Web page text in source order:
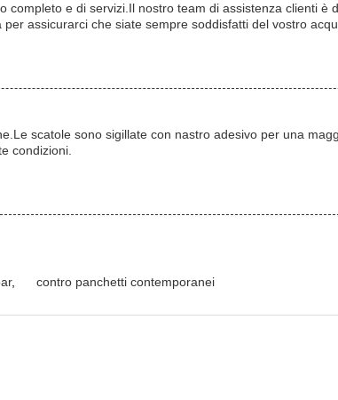
e di servizi.Il nostro team di assistenza clienti è
assicurarci che siate sempre soddisfatti del vostro
scatole sono sigillate con nastro adesivo per una
condizioni.
, contro panchetti contemporanei